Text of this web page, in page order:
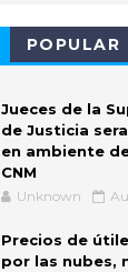
POPULAR
Jueces de la
de Justicia
en ambiente
CNM
Unknown
Precios de
por las nubes,